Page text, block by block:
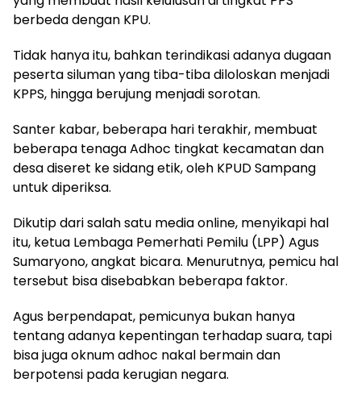
berbeda dengan KPU.
Tidak hanya itu, bahkan terindikasi adanya dugaan
peserta siluman yang tiba-tiba diloloskan menjadi
KPPS, hingga berujung menjadi sorotan.
Santer kabar, beberapa hari terakhir, membuat
beberapa tenaga Adhoc tingkat kecamatan dan
desa diseret ke sidang etik, oleh KPUD Sampang
untuk diperiksa.
Dikutip dari salah satu media online, menyikapi hal
itu, ketua Lembaga Pemerhati Pemilu (LPP) Agus
Sumaryono, angkat bicara. Menurutnya, pemicu hal
tersebut bisa disebabkan beberapa faktor.
Agus berpendapat, pemicunya bukan hanya
tentang adanya kepentingan terhadap suara, tapi
bisa juga oknum adhoc nakal bermain dan
berpotensi pada kerugian negara.